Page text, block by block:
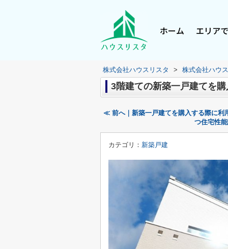
ホーム エリア
株式会社ハウスリスタ > 株式会社ハウ
3階建ての新築一戸建てを
≪ 前へ｜新築一戸建てを購入する際に利
つ住宅性
カテゴリ： 新築戸建